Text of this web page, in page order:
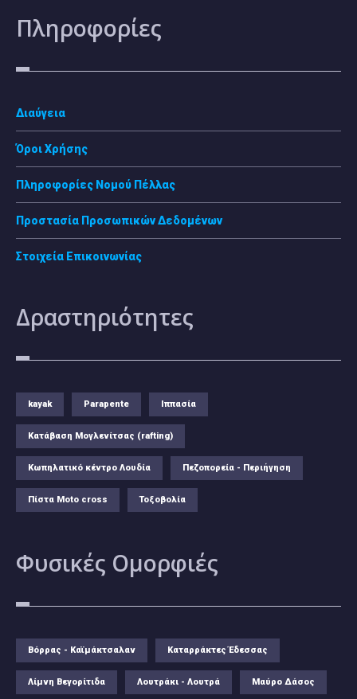
Πληροφορίες
Διαύγεια
Όροι Χρήσης
Πληροφορίες Νομού Πέλλας
Προστασία Προσωπικών Δεδομένων
Στοιχεία Επικοινωνίας
Δραστηριότητες
kayak Parapente Ιππασία
Κατάβαση Μογλενίτσας (rafting)
Κωπηλατικό κέντρο Λουδία Πεζοπορεία - Περιήγηση
Πίστα Moto cross Τοξοβολία
Φυσικές Ομορφιές
Βόρρας - Καϊμάκτσαλαν Καταρράκτες Έδεσσας
Λίμνη Βεγορίτιδα Λουτράκι - Λουτρά Μαύρο Δάσος